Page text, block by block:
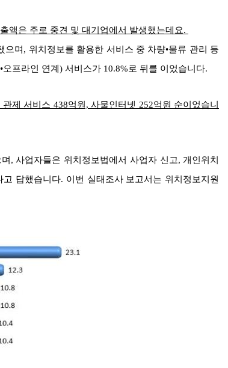
액은 주로 중견 및 대기업에서 발생했는데요.
며, 위치정보를 활용한 서비스 중 차량•물류 관리 등
프라인 연계) 서비스가 10.8%로 뒤를 이었습니다.
제 서비스 438억원, 사물인터넷 252억원 순이었습니
, 사업자들은 위치정보법에서 사업자 신고, 개인위치
고 답했습니다. 이번 실태조사 보고서는 위치정보지원